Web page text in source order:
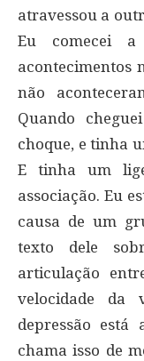
atravessou a
Eu comecei
acontecimentos
não
Quando
choque, e tinha
E tinha um
associação. Eu
causa de um
texto dele
articulação
velocidade da
depressão está
chama isso de